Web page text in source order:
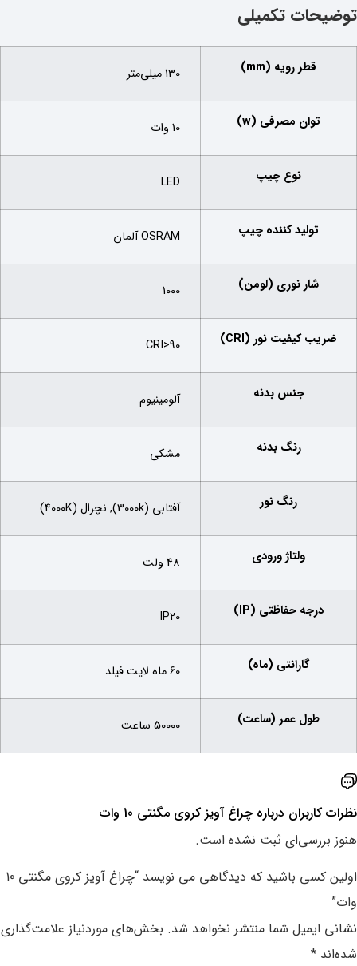
توضیحات تکمیلی
قطر رویه (mm) 130 میلی‌متر
توان مصرفی (w) 10 وات
نوع چیپ LED
تولید کننده چیپ OSRAM آلمان
شار نوری (لومن) 1000
ضریب کیفیت نور (CRI) CRI>90
جنس بدنه آلومینیوم
رنگ بدنه مشکی
رنگ نور آفتابی (3000k), نچرال (4000K)
ولتاژ ورودی 48 ولت
درجه حفاظتی (IP) IP20
گارانتی (ماه) 60 ماه لایت فیلد
طول عمر (ساعت) 50000 ساعت
نظرات کاربران درباره ‌چراغ آویز کروی مگنتی 10 وات
هنوز بررسی‌ای ثبت نشده است.
اولین کسی باشید که دیدگاهی می نویسد “چراغ آویز کروی مگنتی 10
وات”
نشانی ایمیل شما منتشر نخواهد شد. بخش‌های موردنیاز علامت‌گذاری
شده‌اند *